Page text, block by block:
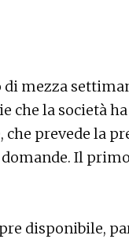
mezza
che la società
prevede la
Il
disponibile,